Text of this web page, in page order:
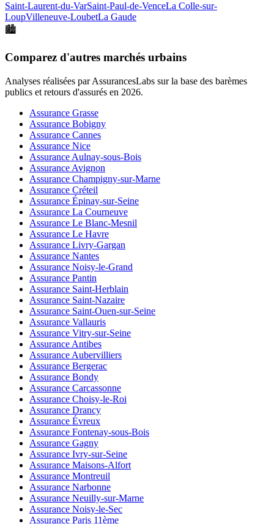
Saint-Laurent-du-VarSaint-Paul-de-VenceLa Colle-sur-
LoupVilleneuve-LoubetLa Gaude
🏙️
Comparez d'autres marchés urbains
Analyses réalisées par AssurancesLabs sur la base des barèmes
publics et retours d'assurés en 2026.
Assurance Grasse
Assurance Bobigny
Assurance Cannes
Assurance Nice
Assurance Aulnay-sous-Bois
Assurance Avignon
Assurance Champigny-sur-Marne
Assurance Créteil
Assurance Épinay-sur-Seine
Assurance La Courneuve
Assurance Le Blanc-Mesnil
Assurance Le Havre
Assurance Livry-Gargan
Assurance Nantes
Assurance Noisy-le-Grand
Assurance Pantin
Assurance Saint-Herblain
Assurance Saint-Nazaire
Assurance Saint-Ouen-sur-Seine
Assurance Vallauris
Assurance Vitry-sur-Seine
Assurance Antibes
Assurance Aubervilliers
Assurance Bergerac
Assurance Bondy
Assurance Carcassonne
Assurance Choisy-le-Roi
Assurance Drancy
Assurance Évreux
Assurance Fontenay-sous-Bois
Assurance Gagny
Assurance Ivry-sur-Seine
Assurance Maisons-Alfort
Assurance Montreuil
Assurance Narbonne
Assurance Neuilly-sur-Marne
Assurance Noisy-le-Sec
Assurance Paris 11ème